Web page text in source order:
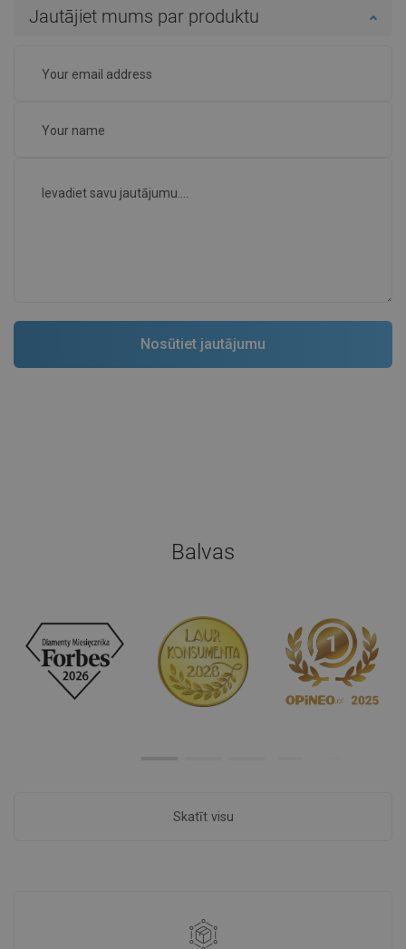
Jautājiet mums par produktu
Balvas
Skatīt visu